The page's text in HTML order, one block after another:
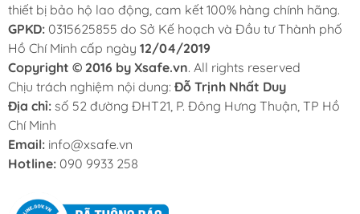
thiết bị bảo hộ lao động, cam kết 100% hàng chính hãng.
GPKD: 0315625855 do Sở Kế hoạch và Đầu tư Thành phố
Hồ Chí Minh cấp ngày 12/04/2019
Copyright © 2016 by Xsafe.vn. All rights reserved
Chịu trách nghiệm nội dung: Đỗ Trịnh Nhất Duy
Địa chỉ: số 52 đường ĐHT21, P. Đông Hưng Thuận, TP Hồ
Chí Minh
Email: info@xsafe.vn
Hotline: 090 9933 258